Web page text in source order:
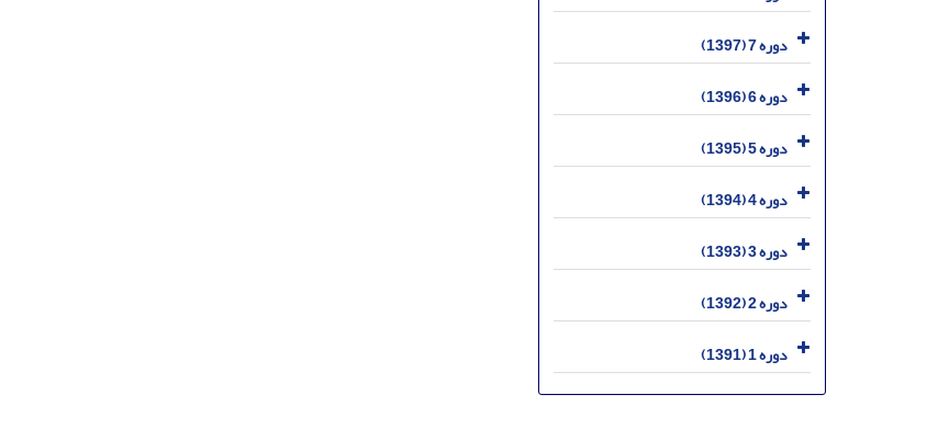
دوره 7 (1397)
دوره 6 (1396)
دوره 5 (1395)
دوره 4 (1394)
دوره 3 (1393)
دوره 2 (1392)
دوره 1 (1391)